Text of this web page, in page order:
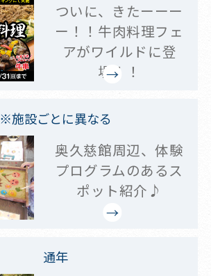
ついに、きたーーー
ー！！牛肉料理フェ
アがワイルドに登
場！！
※施設ごとに異なる
奥久慈館周辺、体験
プログラムのあるス
ポット紹介♪
通年